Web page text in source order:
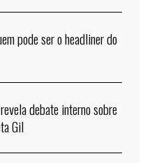
pode ser o headliner do
debate interno sobre
Gil